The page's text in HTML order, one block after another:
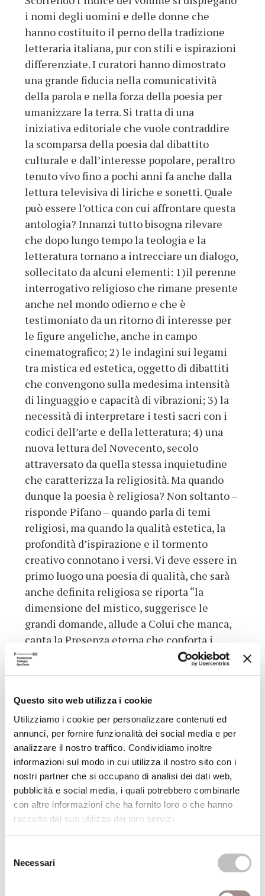
Questo sito web utilizza i cookie
Utilizziamo i cookie per personalizzare contenuti ed
annunci, per fornire funzionalità dei social media e per
analizzare il nostro traffico. Condividiamo inoltre
informazioni sul modo in cui utilizza il nostro sito con i
nostri partner che si occupano di analisi dei dati web,
pubblicità e social media, i quali potrebbero combinarle
con altre informazioni che ha fornito loro o che hanno
raccolto dal suo utilizzo dei loro servizi.
delNecessari
i nomi degli uomini e delle donne che
hanno costituito il perno della tradizione
letteraria italiana, pur con stili e ispirazioni
differenziate. I curatori hanno dimostrato
una grande fiducia nella comunicatività
della parola e nella forza della poesia per
umanizzare la terra. Si tratta di una
iniziativa editoriale che vuole contraddire
la scomparsa della poesia dal dibattito
culturale e dall’interesse popolare, peraltro
tenuto vivo fino a pochi anni fa anche dalla
lettura televisiva di liriche e sonetti. Quale
può essere l’ottica con cui affrontare questa
antologia? Innanzi tutto bisogna rilevare
che dopo lungo tempo la teologia e la
letteratura tornano a intrecciare un dialogo,
sollecitato da alcuni elementi: 1)il perenne
interrogativo religioso che rimane presente
anche nel mondo odierno e che è
testimoniato da un ritorno di interesse per
le figure angeliche, anche in campo
cinematografico; 2) le indagini sui legami
tra mistica ed estetica, oggetto di dibattiti
che convengono sulla medesima intensità
di linguaggio e capacità di vibrazioni; 3) la
necessità di interpretare i testi sacri con i
codici dell’arte e della letteratura; 4) una
nuova lettura del Novecento, secolo
attraversato da quella stessa inquietudine
che caratterizza la religiosità. Ma quando
dunque la poesia è religiosa? Non soltanto –
risponde Pifano – quando parla di temi
religiosi, ma quando la qualità estetica, la
profondità d’ispirazione e il tormento
creativo connotano i versi. Vi deve essere in
primo luogo una poesia di qualità, che sarà
anche definita religiosa se riporta “la
dimensione del mistico, suggerisce le
grandi domande, allude a Colui che manca,
canta la Presenza eterna che conforta i
pellegrini e gli abitatori del tempo”. Si può
convenire allora che la poesia può colmare
cuore di questo fine millennio e che la
propria voce può far scomparire “l’aridità e il
deserto” in tanti cuori.
Dati aggiuntivi
Autore Paolo Pifano
Recensito da Luciano Grandi